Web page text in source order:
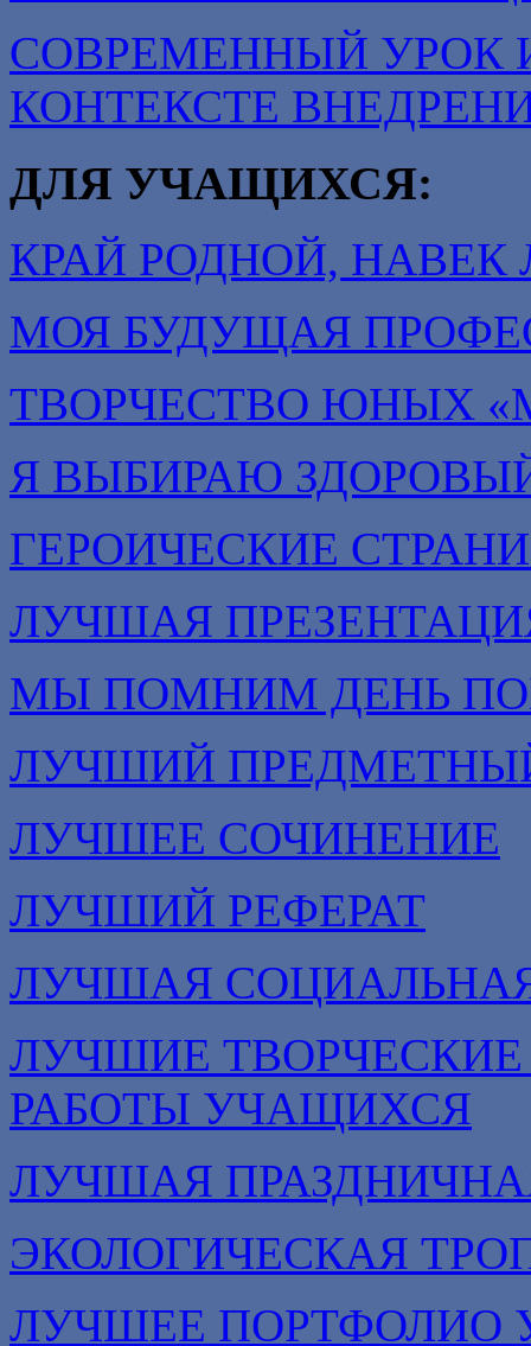
СОВРЕМЕННЫЙ УРОК
КОНТЕКСТЕ
ДЛЯ УЧАЩИХСЯ:
КРАЙ РОДНОЙ,
МОЯ БУДУЩАЯ
ТВОРЧЕСТВО ЮНЫХ
Я ВЫБИРАЮ
ГЕРОИЧЕСКИЕ
ЛУЧШАЯ
МЫ ПОМНИМ ДЕНЬ
ЛУЧШИЙ
ЛУЧШЕЕ СОЧИНЕНИЕ
ЛУЧШИЙ РЕФЕРАТ
ЛУЧШАЯ
ЛУЧШИЕ
РАБОТЫ УЧАЩИХСЯ
ЛУЧШАЯ
ЭКОЛОГИЧЕСКАЯ
ЛУЧШЕЕ ПОРТФОЛИО